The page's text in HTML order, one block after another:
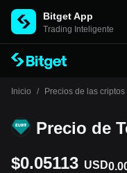
Bitget App
Trading Inteligente
Inicio / Precios de las criptos
Precio de
$0.05113 USD